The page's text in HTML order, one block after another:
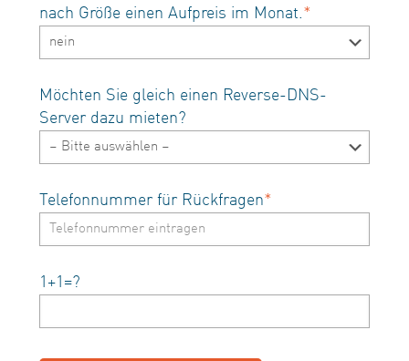
nach Größe einen Aufpreis im Monat.*
Möchten Sie gleich einen Reverse-DNS-
Server dazu mieten?
Telefonnummer für Rückfragen*
1+1=?